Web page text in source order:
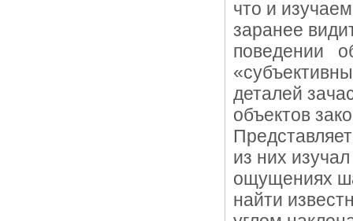
что и
заранее
поведении
деталей
объектов
из них
ощущениях
найти